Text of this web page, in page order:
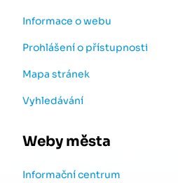
Informace o webu
Prohlášení o přístupnosti
Mapa stránek
Vyhledávání
Weby města
Informační centrum